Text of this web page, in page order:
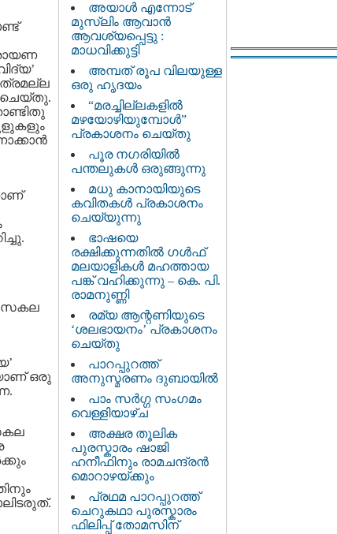
ചെയ്‌തു.
സകല
ഒരു
അയാള്‍ എന്നോട്
മുസ്‌ലിം ആവാന്‍
ആവശ്യപ്പെട്ടു :
മാധവിക്കുട്ടി
അമ്പത് രൂപ വിലയുള്ള
ഒരു ഹൃദയം
“മരച്ചില്ലകളില്‍
മഴയോഴിയുമ്പോള്‍”
പ്രകാശനം ചെയ്തു
പൂര നഗരിയില്‍
പന്തലുകള്‍ ഒരുങ്ങുന്നു
മധു കാനായിയുടെ
കവിതകള്‍ പ്രകാശനം
ചെയ്യുന്നു
ഭാഷയെ
രക്ഷിക്കുന്നതില്‍ ഗള്‍ഫ്
മലയാളികള്‍ മഹത്തായ
പങ്ക് വഹിക്കുന്നു – കെ. പി.
രാമനുണ്ണി
രമ്യ ആന്റണിയുടെ
‘ശലഭായനം’ പ്രകാശനം
ചെയ്തു
പാറപ്പുറത്ത്
അനുസ്മരണം ദുബായില്‍
പാം സര്‍ഗ്ഗ സംഗമം
വെള്ളിയാഴ്ച
അക്ഷര തൂലിക
പുരസ്കാരം ഷാജി
ഹനീഫിനും രാമചന്ദ്രന്‍
മൊറാഴയ്ക്കും
പ്രഥമ പാറപ്പുറത്ത്
ചെറുകഥാ പുരസ്കാരം
ഫിലിപ്പ് തോമസിന്